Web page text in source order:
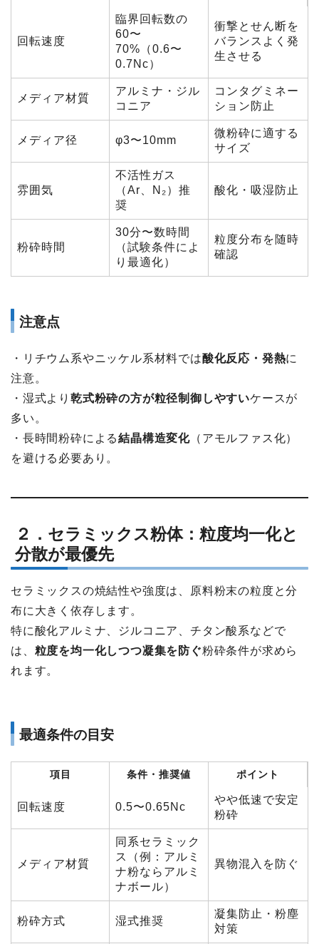
回転速度
臨界回転数の
60〜
70%（0.6〜
0.7Nc）
衝撃とせん断を
バランスよく発
生させる
メディア材質
アルミナ・ジル
コニア
コンタグミネー
ション防止
メディア径 φ3〜10mm
微粉砕に適する
サイズ
雰囲気
不活性ガス
（Ar、N₂）推
奨
酸化・吸湿防止
粉砕時間
30分〜数時間
（試験条件によ
り最適化）
粒度分布を随時
確認
注意点
・リチウム系やニッケル系材料では酸化反応・発熱に
注意。
・湿式より 乾式粉砕の方が粒径制御しやすいケースが
多い。
・長時間粉砕による結晶構造変化 （アモルファス化）
を避ける必要あり。
２．セラミックス粉体：粒度均一化と
分散が最優先
セラミックスの焼結性や強度は、原料粉末の粒度と分
布に大きく依存します。
特に酸化アルミナ、ジルコニア、チタン酸系などで
は、 粒度を均一化しつつ凝集を防ぐ粉砕条件が求めら
れます。
最適条件の目安
項目 条件・推奨値 ポイント
回転速度 0.5〜0.65Nc
やや低速で安定
粉砕
メディア材質
同系セラミック
ス（例：アルミ
ナ粉ならアルミ
ナボール）
異物混入を防ぐ
粉砕方式 湿式推奨
凝集防止・粉塵
対策